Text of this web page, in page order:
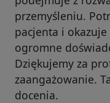
przemyśleniu.
pacjenta i
ogromne
Dziękujemy za
zaangażowanie.
docenia.